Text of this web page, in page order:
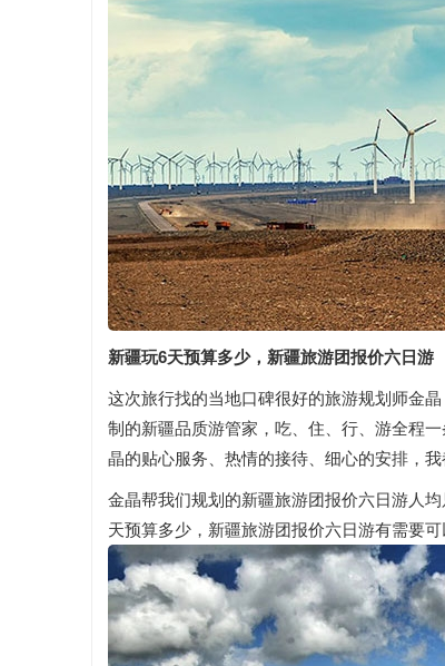
新疆玩6天预算多少，新疆旅游团报价六日游
这次旅行找的当地口碑很好的旅游规划师金
制的新疆品质游管家，吃、住、行、游全程
晶的贴心服务、热情的接待、细心的安排，我
金晶帮我们规划的新疆旅游团报价六日游人
天预算多少，新疆旅游团报价六日游有需要